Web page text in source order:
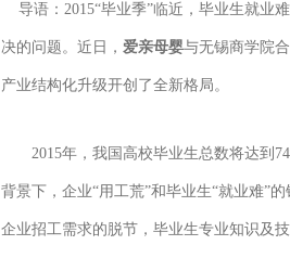
导语：2015“毕业季”临近，毕业生就业
决的问题。近日， 爱亲母婴与无锡商学院
产业结构化升级开创了全新格局。
2015年，我国高校毕业生总数将达到
背景下，企业“用工荒”和毕业生“就业难”
企业招工需求的脱节，毕业生专业知识及